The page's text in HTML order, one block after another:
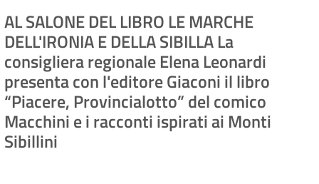
AL SALONE DEL LIBRO LE MARCHE
DELL'IRONIA E DELLA SIBILLA La
consigliera regionale Elena Leonardi
presenta con l'editore Giaconi il libro
“Piacere, Provincialotto” del comico
Macchini e i racconti ispirati ai Monti
Sibillini